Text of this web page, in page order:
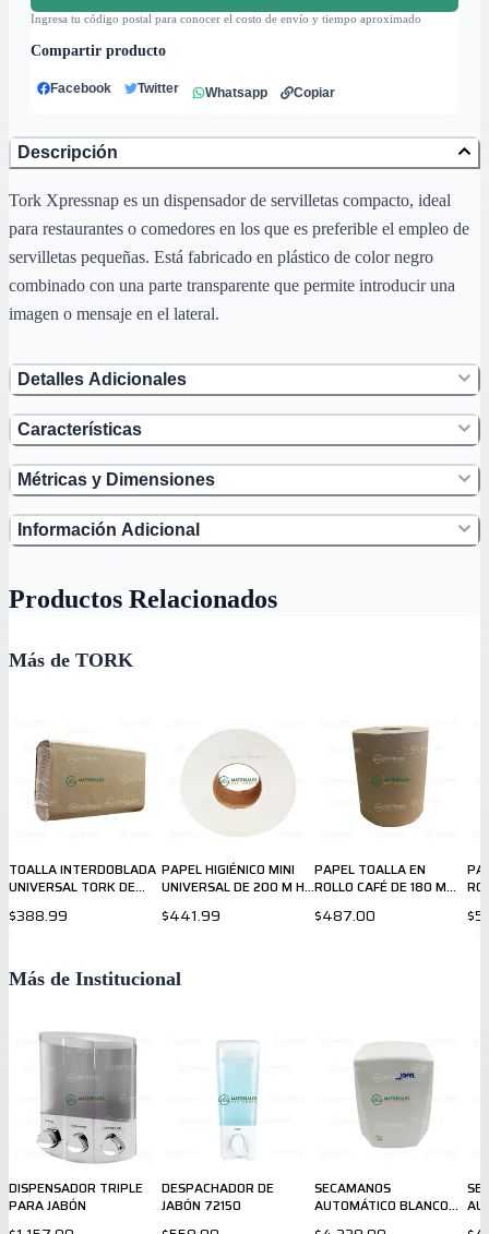
Ingresa tu código postal para conocer el costo de envío y tiempo aproximado
Compartir producto
Facebook Twitter Whatsapp Copiar
Descripción
Tork Xpressnap es un dispensador de servilletas compacto, ideal
para restaurantes o comedores en los que es preferible el empleo de
servilletas pequeñas. Está fabricado en plástico de color negro
combinado con una parte transparente que permite introducir una
imagen o mensaje en el lateral.
Detalles Adicionales
Características
Métricas y Dimensiones
Información Adicional
Productos Relacionados
Más de TORK
TOALLA INTERDOBLADA
UNIVERSAL TORK DE
$388.99
PAPEL HIGIÉNICO MINI
UNIVERSAL DE 200 M HD
$441.99
PAPEL TOALLA EN
ROLLO CAFÉ DE 180 M
$487.00
Más de Institucional
DISPENSADOR TRIPLE
PARA JABÓN
DESPACHADOR DE
JABÓN 72150
SECAMANOS
AUTOMÁTICO BLANCO